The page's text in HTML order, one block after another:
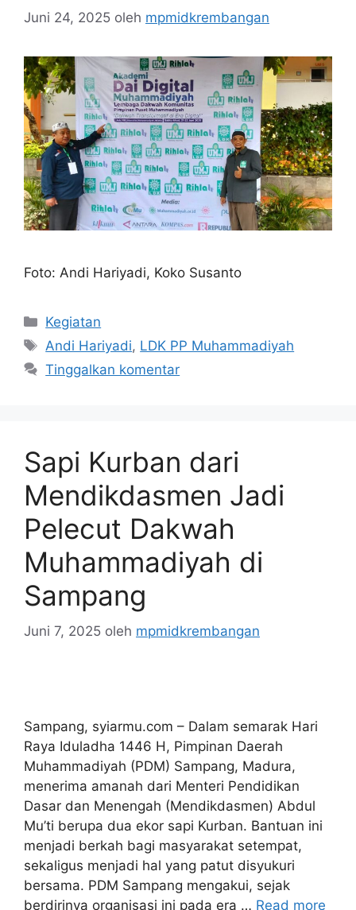
Juni 24, 2025 oleh mpmidkrembangan
Foto: Andi Hariyadi, Koko Susanto
Kategori
Kegiatan
Tag
Andi Hariyadi, LDK PP Muhammadiyah
Tinggalkan komentar
Sapi Kurban dari
Mendikdasmen Jadi
Pelecut Dakwah
Muhammadiyah di
Sampang
Juni 7, 2025 oleh mpmidkrembangan
Sampang, syiarmu.com – Dalam semarak Hari
Raya Iduladha 1446 H, Pimpinan Daerah
Muhammadiyah (PDM) Sampang, Madura,
menerima amanah dari Menteri Pendidikan
Dasar dan Menengah (Mendikdasmen) Abdul
Mu’ti berupa dua ekor sapi Kurban. Bantuan ini
menjadi berkah bagi masyarakat setempat,
sekaligus menjadi hal yang patut disyukuri
bersama. PDM Sampang mengakui, sejak
berdirinya organisasi ini pada era … Read more